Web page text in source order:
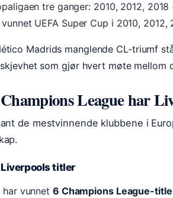
tre ganger: 2010, 2012, 2018
UEFA Super Cup i 2010, 2012,
Madrids manglende CL-triumf
som gjør hvert møte mellom
League har
de mestvinnende klubbene i
titler
vunnet 6 Champions League-